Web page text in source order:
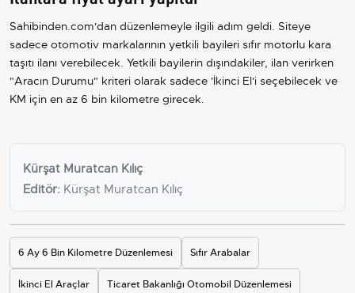
Sahibinden.com'dan düzenlemeyle ilgili adım geldi. Siteye
sadece otomotiv markalarının yetkili bayileri sıfır motorlu kara
taşıtı ilanı verebilecek. Yetkili bayilerin dışındakiler, ilan verirken
"Aracın Durumu" kriteri olarak sadece 'İkinci El'i seçebilecek ve
KM için en az 6 bin kilometre girecek.
Kürşat Muratcan Kılıç
Editör: Kürşat Muratcan Kılıç
6 Ay 6 Bin Kilometre Düzenlemesi Sıfır Arabalar
İkinci El Araçlar Ticaret Bakanlığı Otomobil Düzenlemesi